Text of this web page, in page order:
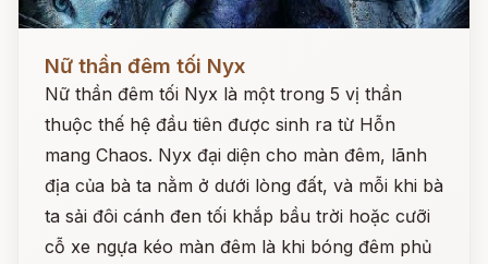
Nữ thần đêm tối Nyx
Nữ thần đêm tối Nyx là một trong 5 vị thần
thuộc thế hệ đầu tiên được sinh ra từ Hỗn
mang Chaos. Nyx đại diện cho màn đêm, lãnh
địa của bà ta nằm ở dưới lòng đất, và mỗi khi bà
ta sải đôi cánh đen tối khắp bầu trời hoặc cưỡi
cỗ xe ngựa kéo màn đêm là khi bóng đêm phủ